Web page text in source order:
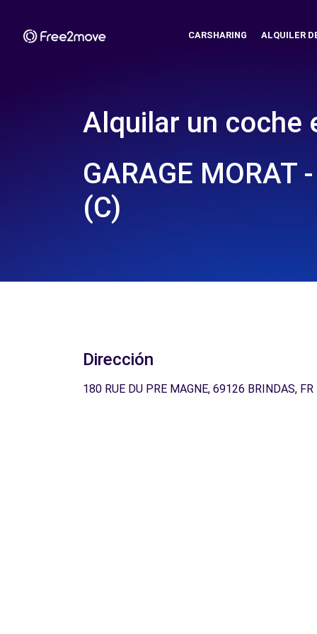
CARSHARING ALQUILER
Alquilar un coche
GARAGE MORAT
(C)
Dirección
180 RUE DU PRE MAGNE, 69126 BRINDAS, FR